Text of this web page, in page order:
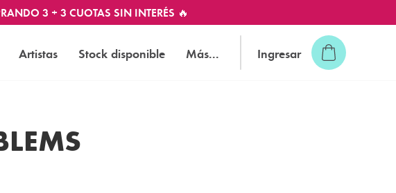
3 + 3 CUOTAS SIN INTERÉS 🔥
Artistas Stock disponible Más... Ingresar